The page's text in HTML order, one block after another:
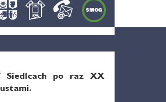
Siedlcach po raz XX